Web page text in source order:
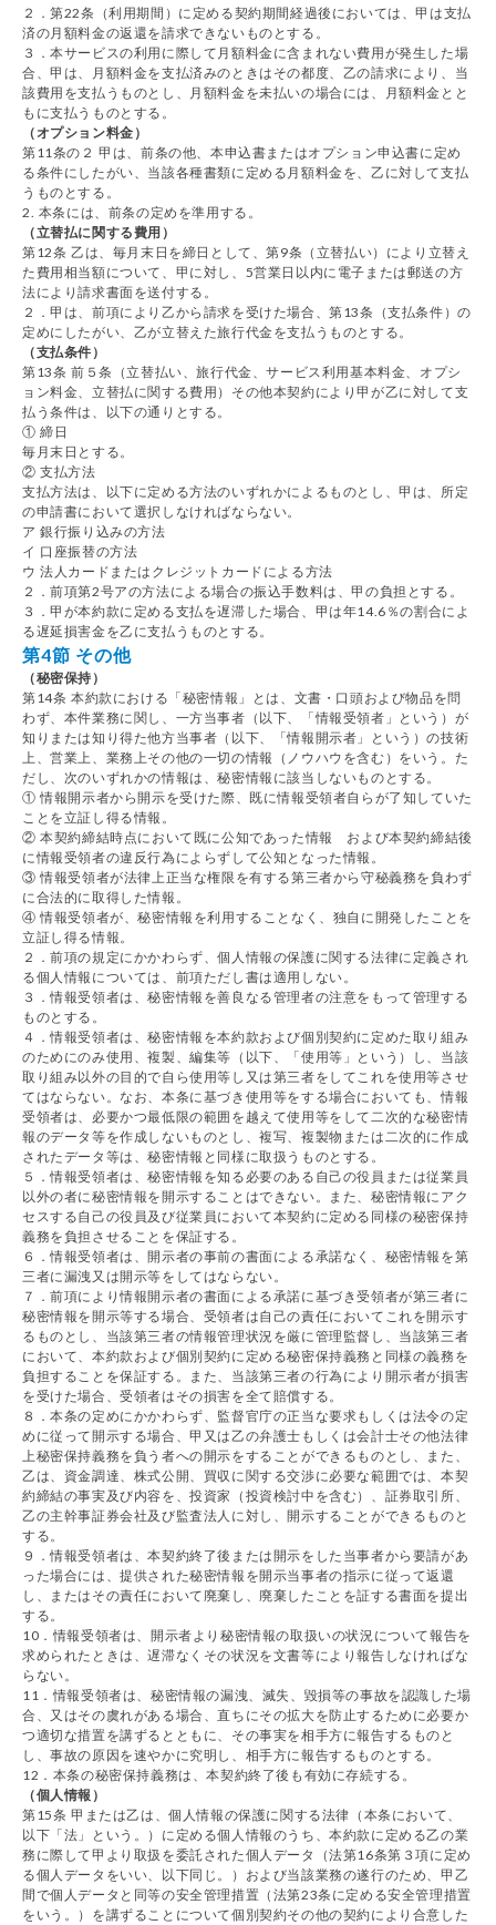
２．第22条（利用期間）に定める契約期間経過後においては、甲は支払
済の月額料金の返還を請求できないものとする。
３．本サービスの利用に際して月額料金に含まれない費用が発生した場
合、甲は、月額料金を支払済みのときはその都度、乙の請求により、当
該費用を支払うものとし、月額料金を未払いの場合には、月額料金とと
もに支払うものとする。
（オプション料金）
第11条の２ 甲は、前条の他、本申込書またはオプション申込書に定め
る条件にしたがい、当該各種書類に定める月額料金を、乙に対して支払
うものとする。
2. 本条には、前条の定めを準用する。
（立替払に関する費用）
第12条 乙は、毎月末日を締日として、第9条（立替払い）により立替え
た費用相当額について、甲に対し、5営業日以内に電子または郵送の方
法により請求書面を送付する。
２．甲は、前項により乙から請求を受けた場合、第13条（支払条件）の
定めにしたがい、乙が立替えた旅行代金を支払うものとする。
（支払条件）
第13条 前５条（立替払い、旅行代金、サービス利用基本料金、オプシ
ョン料金、立替払に関する費用）その他本契約により甲が乙に対して支
払う条件は、以下の通りとする。
① 締日
毎月末日とする。
② 支払方法
支払方法は、以下に定める方法のいずれかによるものとし、甲は、所定
の申請書において選択しなければならない。
ア 銀行振り込みの方法
イ 口座振替の方法
ウ 法人カードまたはクレジットカードによる方法
２．前項第2号アの方法による場合の振込手数料は、甲の負担とする。
３．甲が本約款に定める支払を遅滞した場合、甲は年14.6％の割合によ
る遅延損害金を乙に支払うものとする。
第4節 その他
（秘密保持）
第14条 本約款における「秘密情報」とは、文書・口頭および物品を問
わず、本件業務に関し、一方当事者（以下、「情報受領者」という）が
知りまたは知り得た他方当事者（以下、「情報開示者」という）の技術
上、営業上、業務上その他の一切の情報（ノウハウを含む）をいう。た
だし、次のいずれかの情報は、秘密情報に該当しないものとする。
① 情報開示者から開示を受けた際、既に情報受領者自らが了知していた
ことを立証し得る情報。
② 本契約締結時点において既に公知であった情報 および本契約締結後
に情報受領者の違反行為によらずして公知となった情報。
③ 情報受領者が法律上正当な権限を有する第三者から守秘義務を負わず
に合法的に取得した情報。
④ 情報受領者が、秘密情報を利用することなく、独自に開発したことを
立証し得る情報。
２．前項の規定にかかわらず、個人情報の保護に関する法律に定義され
る個人情報については、前項ただし書は適用しない。
３．情報受領者は、秘密情報を善良なる管理者の注意をもって管理する
ものとする。
４．情報受領者は、秘密情報を本約款および個別契約に定めた取り組み
のためにのみ使用、複製、編集等（以下、「使用等」という）し、当該
取り組み以外の目的で自ら使用等し又は第三者をしてこれを使用等させ
てはならない。なお、本条に基づき使用等をする場合においても、情報
受領者は、必要かつ最低限の範囲を越えて使用等をして二次的な秘密情
報のデータ等を作成しないものとし、複写、複製物または二次的に作成
されたデータ等は、秘密情報と同様に取扱うものとする。
５．情報受領者は、秘密情報を知る必要のある自己の役員または従業員
以外の者に秘密情報を開示することはできない。また、秘密情報にアク
セスする自己の役員及び従業員において本契約に定める同様の秘密保持
義務を負担させることを保証する。
６．情報受領者は、開示者の事前の書面による承諾なく、秘密情報を第
三者に漏洩又は開示等をしてはならない。
７．前項により情報開示者の書面による承諾に基づき受領者が第三者に
秘密情報を開示等する場合、受領者は自己の責任においてこれを開示す
るものとし、当該第三者の情報管理状況を厳に管理監督し、当該第三者
において、本約款および個別契約に定める秘密保持義務と同様の義務を
負担することを保証する。また、当該第三者の行為により開示者が損害
を受けた場合、受領者はその損害を全て賠償する。
８．本条の定めにかかわらず、監督官庁の正当な要求もしくは法令の定
めに従って開示する場合、甲又は乙の弁護士もしくは会計士その他法律
上秘密保持義務を負う者への開示をすることができるものとし、また、
乙は、資金調達、株式公開、買収に関する交渉に必要な範囲では、本契
約締結の事実及び内容を、投資家（投資検討中を含む）、証券取引所、
乙の主幹事証券会社及び監査法人に対し、開示することができるものと
する。
９．情報受領者は、本契約終了後または開示をした当事者から要請があ
った場合には、提供された秘密情報を開示当事者の指示に従って返還
し、またはその責任において廃棄し、廃棄したことを証する書面を提出
する。
10．情報受領者は、開示者より秘密情報の取扱いの状況について報告を
求められたときは、遅滞なくその状況を文書等により報告しなければな
らない。
11．情報受領者は、秘密情報の漏洩、滅失、毀損等の事故を認識した場
合、又はその虞れがある場合、直ちにその拡大を防止するために必要か
つ適切な措置を講ずるとともに、その事実を相手方に報告するものと
し、事故の原因を速やかに究明し、相手方に報告するものとする。
12．本条の秘密保持義務は、本契約終了後も有効に存続する。
（個人情報）
第15条 甲または乙は、個人情報の保護に関する法律（本条において、
以下「法」という。）に定める個人情報のうち、本約款に定める乙の業
務に際して甲より取扱を委託された個人データ（法第16条第３項に定め
る個人データをいい、以下同じ。）および当該業務の遂行のため、甲乙
間で個人データと同等の安全管理措置（法第23条に定める安全管理措置
をいう。）を講ずることについて個別契約その他の契約により合意した